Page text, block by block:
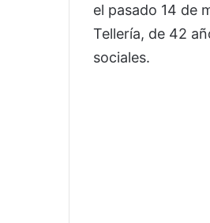
el pasado 14 de
Tellería, de 42
sociales.